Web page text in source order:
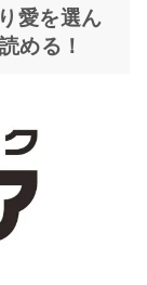
愛を選ん
める！